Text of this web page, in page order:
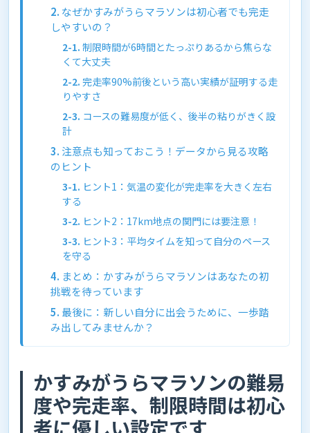
なぜかすみがうらマラソンは初心者でも完走
しやすいの？
制限時間が6時間とたっぷりあるから焦らな
くて大丈夫
完走率90%前後という高い実績が証明する走
りやすさ
コースの難易度が低く、後半の粘りがきく設
計
注意点も知っておこう！データから見る攻略
のヒント
ヒント1：気温の変化が完走率を大きく左右
する
ヒント2：17km地点の関門には要注意！
ヒント3：平均タイムを知って自分のペース
を守る
まとめ：かすみがうらマラソンはあなたの初
挑戦を待っています
最後に：新しい自分に出会うために、一歩踏
み出してみませんか？
かすみがうらマラソンの難易
度や完走率、制限時間は初心
者に優しい設定です